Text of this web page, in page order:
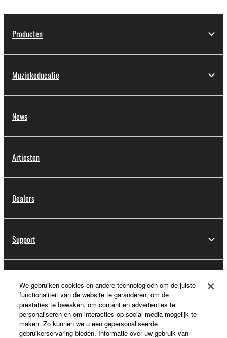
Producten
Muziekeducatie
News
Artiesten
Dealers
Support
Registratie voor Yamaha Music ID
Over Yamaha
We gebruiken cookies en andere technologieën om de juiste
functionaliteit van de website te garanderen, om de
prestaties te bewaken, om content en advertenties te
personaliseren en om interacties op social media mogelijk te
maken. Zo kunnen we u een gepersonaliseerde
gebruikerservaring bieden. Informatie over uw gebruik van